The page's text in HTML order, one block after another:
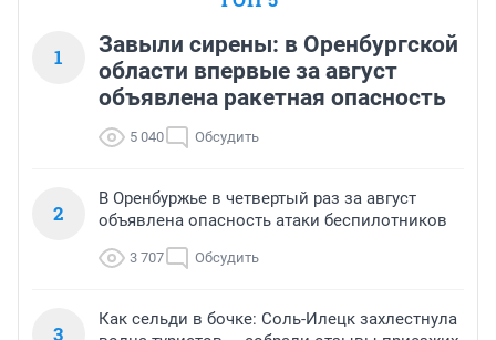
1
Завыли сирены: в Оренбургской
области впервые за август
объявлена ракетная опасность
5 040 Обсудить
2
В Оренбуржье в четвертый раз за август
объявлена опасность атаки беспилотников
3 707 Обсудить
3
Как сельди в бочке: Соль-Илецк захлестнула